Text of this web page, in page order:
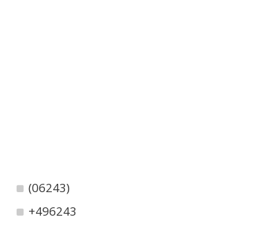
(06243)
+496243